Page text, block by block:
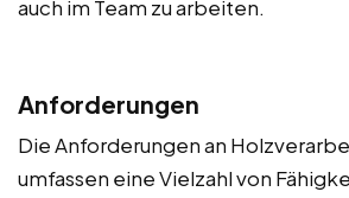
auch im Team zu arbeiten.
Anforderungen
Die Anforderungen an
umfassen eine Vielzahl von